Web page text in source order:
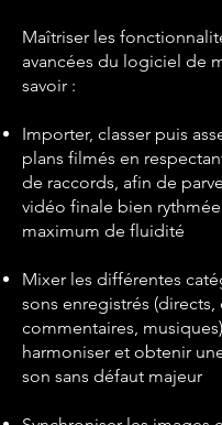
Maîtriser les
avancées du logiciel de
savoir :
Importer, classer puis
plans filmés en
de raccords, afin de
vidéo finale bien
maximum de fluidité
Mixer les différentes
sons enregistrés (directs,
commentaires,
harmoniser et obtenir
son sans défaut majeur